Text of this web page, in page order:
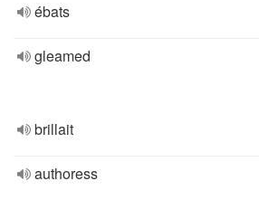
ébats
gleamed
brillait
authoress